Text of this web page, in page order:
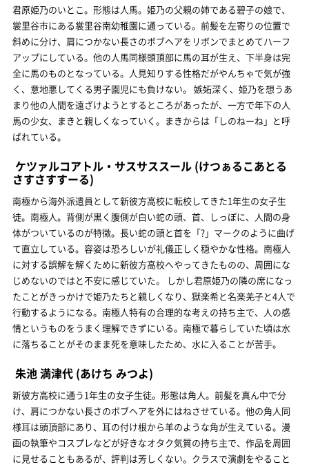
君原姫乃のいとこ。形態は人馬。姫乃の父親の姉である碧子の娘で、
裳里谷市にある裳里谷南幼稚園に通っている。前髪を左寄りの位置で
斜めに分け、肩につかない長さのボブヘアをリボンでまとめてハーフ
アップにしている。他の人馬同様頭頂部に馬の耳が生え、下半身は完
全に馬のものとなっている。人見知りする性格だがやんちゃで気が強
く、意地悪してくる男子園児にも負けない。 嫉妬深く、姫乃を想うあ
まり他の人間を遠ざけようとするところがあったが、一方で年下の人
馬の少女、まきと親しくなっていく。まきからは「しのねーね」と呼
ばれている。
ケツァルコアトル・サスサススール (けつぁるこあとる
さすさすすーる)
南極から海外派遣員として新彼方高校に転校してきた1年生の女子生
徒。南極人。背側が黒く腹側が白い蛇の頭、首、しっぽに、人間の身
体がついているのが特徴。長い蛇の頭と首を「?」マークのように曲げ
て直立している。容姿は恐ろしいが礼儀正しく穏やかな性格。南極人
に対する誤解を解くために新彼方高校へやってきたものの、周囲にな
じめないのではと不安に感じていた。 しかし君原姫乃の隣の席になっ
たことがきっかけで姫乃たちと親しくなり、獄楽希と名楽羌子と4人で
行動するようになる。南極人特有の合理的な考えの持ち主で、人の感
情というものをうまく理解できずにいる。南極で暮らしていた頃は水
に落ちることがそのまま死を意味したため、水に入ることが苦手。
朱池 満津代 (あけち みつよ)
新彼方高校に通う1年生の女子生徒。形態は角人。前髪を真ん中で分
け、肩につかない長さのボブヘアを外にはねさせている。他の角人同
様耳は頭頂部にあり、耳の付け根から羊のような角が生えている。漫
画の執筆やコスプレなどが好きなオタク気質の持ち主で、作品を周囲
に見せることもあるが、評判は芳しくない。クラスで演劇をやること